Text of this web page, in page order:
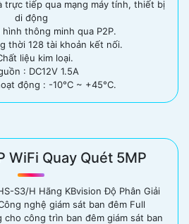
trực tiếp qua mạng máy tính, thiết bị
di động
thông minh qua P2P.
thời 128 tài khoản kết nối.
liệu kim loại.
: DC12V 1.5A
động : -10°C ~ +45°C.
WiFi Quay Quét 5MP
S3/H Hãng KBvision Độ Phân Giải
nghệ giám sát ban đêm Full
cho công trìn ban đêm giám sát ban